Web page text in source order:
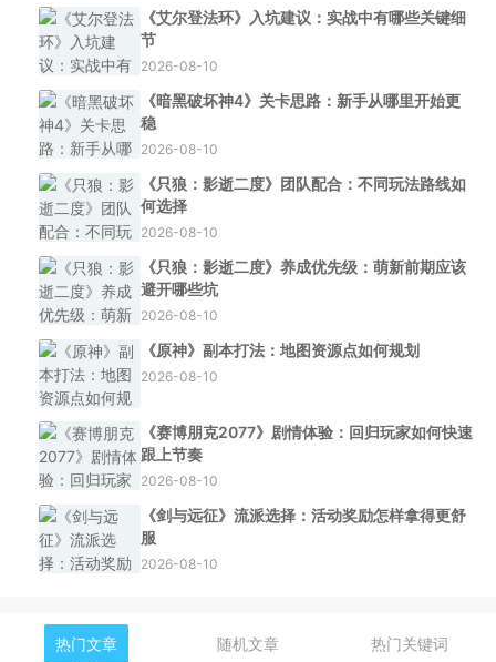
《艾尔登法环》入坑建议：实战中有哪些关键细
节
2026-08-10
《暗黑破坏神4》关卡思路：新手从哪里开始更
稳
2026-08-10
《只狼：影逝二度》团队配合：不同玩法路线如
何选择
2026-08-10
《只狼：影逝二度》养成优先级：萌新前期应该
避开哪些坑
2026-08-10
《原神》副本打法：地图资源点如何规划
2026-08-10
《赛博朋克2077》剧情体验：回归玩家如何快速
跟上节奏
2026-08-10
《剑与远征》流派选择：活动奖励怎样拿得更舒
服
2026-08-10
热门文章 随机文章 热门关键词